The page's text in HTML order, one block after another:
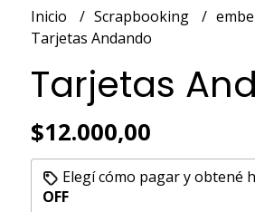
Inicio Scrapbooking
Tarjetas Andando
Tarjetas
$12.000,00
Elegí cómo pagar y obtené
OFF